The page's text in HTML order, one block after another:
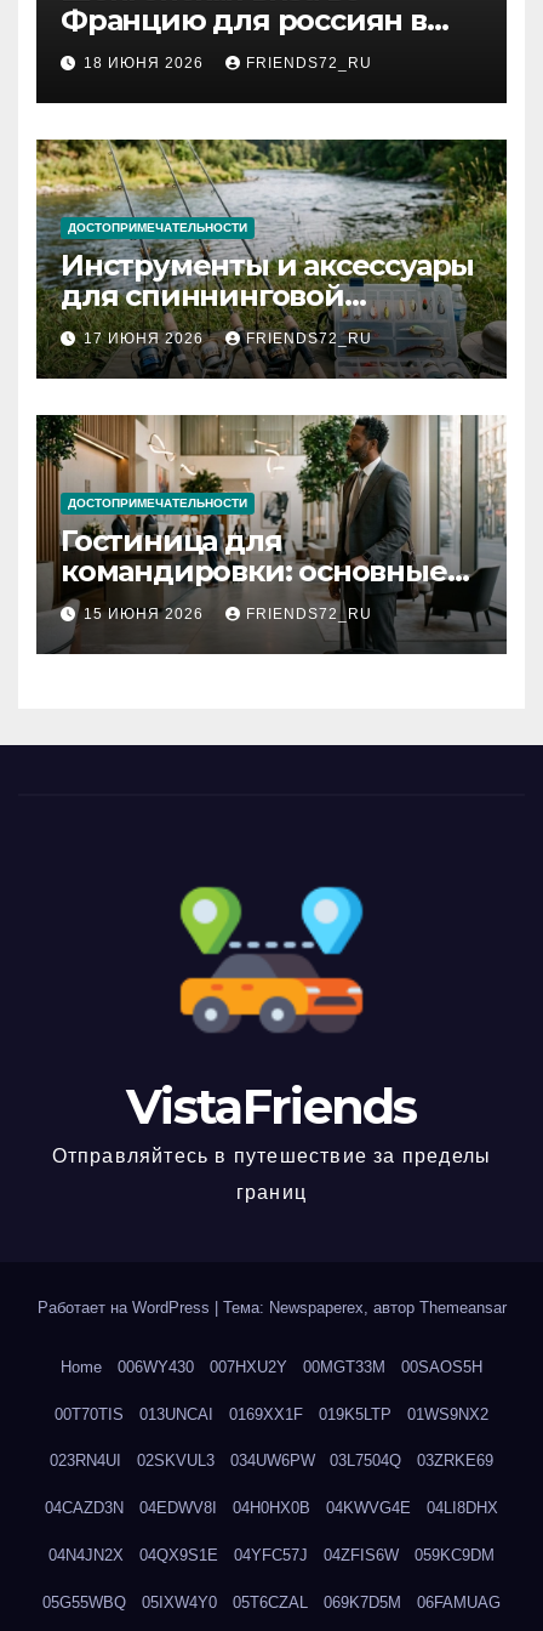
Францию для россиян в
2026 году: сроки от 3 дней
и список необходимых
документов
18 ИЮНЯ 2026 FRIENDS72_RU
ДОСТОПРИМЕЧАТЕЛЬНОСТИ
Инструменты и аксессуары
для спиннинговой
рыбалки: назначение и
типы
17 ИЮНЯ 2026 FRIENDS72_RU
ДОСТОПРИМЕЧАТЕЛЬНОСТИ
Гостиница для
командировки: основные
критерии выбора
15 ИЮНЯ 2026 FRIENDS72_RU
VistaFriends
Отправляйтесь в путешествие за пределы
границ
Работает на WordPress Тема: Newspaperex, автор Themeansar
Home 006WY430 007HXU2Y 00MGT33M 00SAOS5H
00T70TIS 013UNCAI 0169XX1F 019K5LTP 01WS9NX2
023RN4UI 02SKVUL3 034UW6PW 03L7504Q 03ZRKE69
04CAZD3N 04EDWV8I 04H0HX0B 04KWVG4E 04LI8DHX
04N4JN2X 04QX9S1E 04YFC57J 04ZFIS6W 059KC9DM
05G55WBQ 05IXW4Y0 05T6CZAL 069K7D5M 06FAMUAG